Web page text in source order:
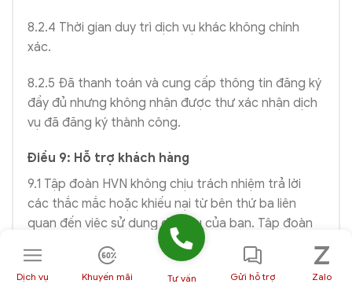
8.2.4 Thời gian duy trì dịch vụ khác không chính
xác.
8.2.5 Đã thanh toán và cung cấp thông tin đăng ký
đầy đủ nhưng không nhận được thư xác nhận dịch
vụ đã đăng ký thành công.
Điều 9: Hỗ trợ khách hàng
9.1 Tập đoàn HVN không chịu trách nhiệm trả lời
các thắc mắc hoặc khiếu nại từ bên thứ ba liên
quan đến việc sử dụng dịch vụ của bạn. Tập đoàn
HVN cũng không chịu trách nhiệm trả lời các thắc
mắc hoặc khiếu nại cho các vấn đề liên quan đến
dịch vụ của bên thứ ba mà bạn đang sử dụng.
Dịch vụ Khuyến mãi Tư vấn Gửi hỗ trợ Zalo